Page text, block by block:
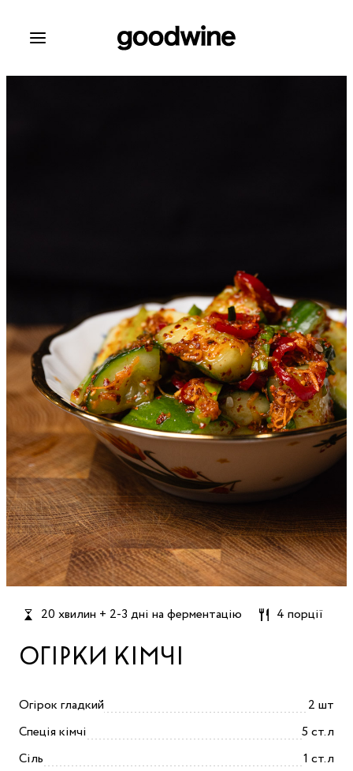
20 хвилин + 2-3 дні на ферментацію 4 порції
ОГІРКИ КІМЧІ
Огірок гладкий
2 шт
Спеція кімчі
5 ст.л
Сіль
1 ст.л